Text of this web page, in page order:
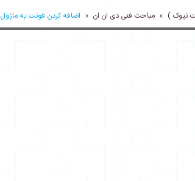
نیوک ) » مباحث فنی دی ان ان » اضافه کردن فونت به ماژول html